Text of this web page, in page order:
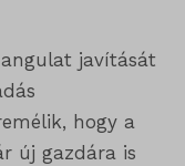
javítását
hogy a
új gazdára is